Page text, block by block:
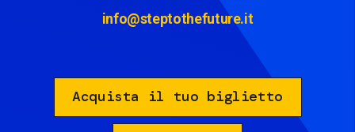
info@steptothefuture.it
Acquista il tuo biglietto